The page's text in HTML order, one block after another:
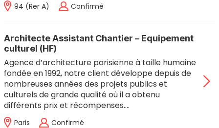
94 (rer A) Confirmé
Architecte Assistant Chantier – Equipement
culturel (HF)
Agence d’architecture parisienne à taille humaine
fondée en 1992, notre client développe depuis de
nombreuses années des projets publics et
culturels de grande qualité où il a obtenu
différents prix et récompenses.…
Paris Confirmé